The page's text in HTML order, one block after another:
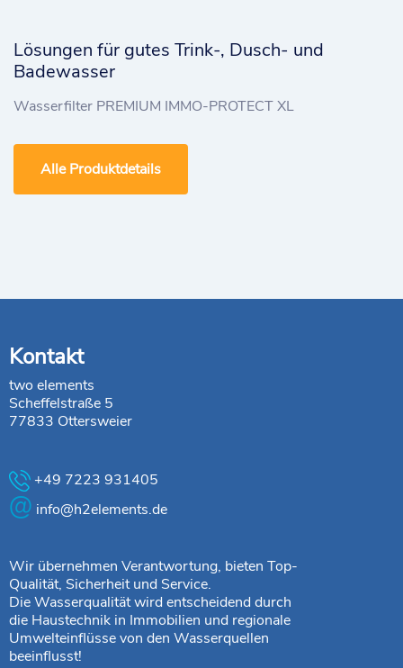
Lösungen für gutes Trink-, Dusch- und
Badewasser
Wasserfilter PREMIUM IMMO-PROTECT XL
Alle Produktdetails
Kontakt
two elements
Scheffelstraße 5
77833 Ottersweier
+49 7223 931405
@ info@h2elements.de
Wir übernehmen Verantwortung, bieten Top-
Qualität, Sicherheit und Service.
Die Wasserqualität wird entscheidend durch
die Haustechnik in Immobilien und regionale
Umwelteinflüsse von den Wasserquellen
beeinflusst!